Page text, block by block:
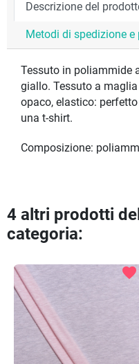
Descrizione del
Metodi di spedizione
Tessuto in poliammide
giallo. Tessuto a
opaco, elastico:
una t-shirt.
Composizione:
4 altri prodotti
categoria:
favorite